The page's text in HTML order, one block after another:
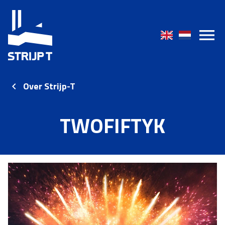
Over Strijp-T
TWOFIFTYK